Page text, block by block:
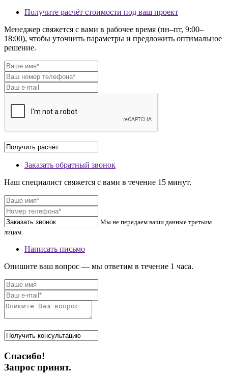
Получите расчёт стоимости под ваш проект
Менеджер свяжется с вами в рабочее время (пн–пт, 9:00–
18:00), чтобы уточнить параметры и предложить оптимальное
решение.
Заказать обратный звонок
Наш специалист свяжется с вами в течение 15 минут.
Мы не передаем ваши данные третьим
лицам.
Написать письмо
Опишите ваш вопрос — мы ответим в течение 1 часа.
Спасибо!
Запрос принят.